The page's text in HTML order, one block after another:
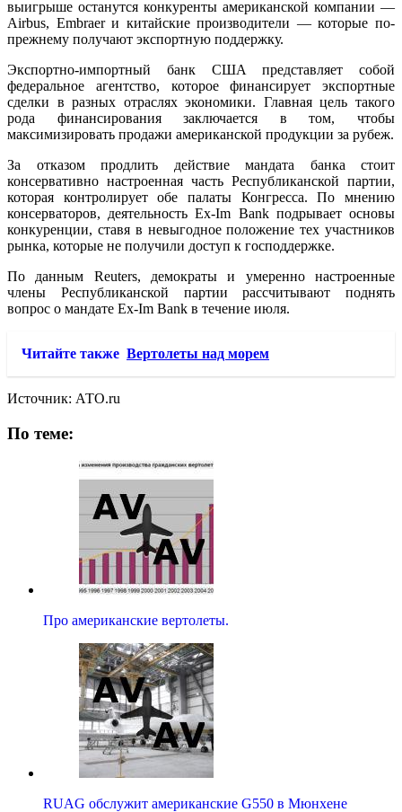
выигрыше останутся конкуренты американской компании —
Airbus, Embraer и китайские производители — которые по-
прежнему получают экспортную поддержку.
Экспортно-импортный банк США представляет собой
федеральное агентство, которое финансирует экспортные
сделки в разных отраслях экономики. Главная цель такого
рода финансирования заключается в том, чтобы
максимизировать продажи американской продукции за рубеж.
За отказом продлить действие мандата банка стоит
консервативно настроенная часть Республиканской партии,
которая контролирует обе палаты Конгресса. По мнению
консерваторов, деятельность Ex-Im Bank подрывает основы
конкуренции, ставя в невыгодное положение тех участников
рынка, которые не получили доступ к господдержке.
По данным Reuters, демократы и умеренно настроенные
члены Республиканской партии рассчитывают поднять
вопрос о мандате Ex-Im Bank в течение июля.
Читайте также Вертолеты над морем
Источник: АТО.ru
По теме:
Про американские вертолеты.
RUAG обслужит американские G550 в Мюнхене